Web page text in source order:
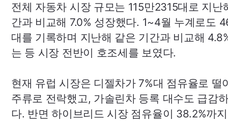
전체 자동차 시장 규모는 115만2315대로 지난
간과 비교해 7.0% 성장했다. 1~4월 누계로도
대를 기록하며 지난해 같은 기간과 비교해
는 등 시장 전반이 호조세를 보였다.
현재 유럽 시장은 디젤차가 7%대 점유율로 떨
주류로 전락했고, 가솔린차 등록 대수도 급감
다. 반면 하이브리드 시장 점유율이 38.2%까